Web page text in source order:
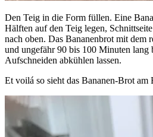
Den Teig in die Form füllen. Eine
Hälften auf den Teig legen, Schnittseite
nach oben. Das Bananenbrot mit dem
und ungefähr 90 bis 100 Minuten lang
Aufschneiden abkühlen lassen.
Et voilá so sieht das Bananen-Brot am